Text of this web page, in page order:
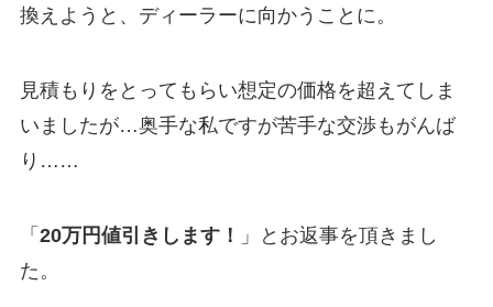
換えようと、ディーラーに向かうことに。
見積もりをとってもらい想定の価格を超えてしま
いましたが…奥手な私ですが苦手な交渉もがんば
り……
「 20万円値引きします！
」とお返事を頂きまし
た。